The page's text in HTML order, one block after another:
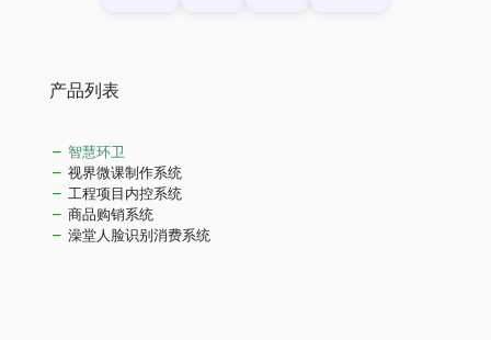
产品列表
智慧环卫
视界微课制作系统
工程项目内控系统
商品购销系统
澡堂人脸识别消费系统